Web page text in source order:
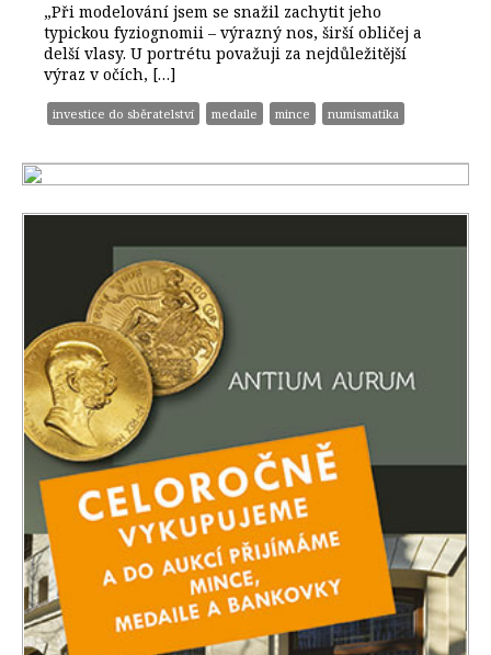
„Při modelování jsem se snažil zachytit jeho
typickou fyziognomii – výrazný nos, širší obličej a
delší vlasy. U portrétu považuji za nejdůležitější
výraz v očích, […]
investice do sběratelství medaile mince numismatika